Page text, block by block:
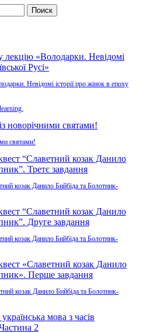
Невідомі історії про жінок в епоху
святами!
козак Данило Бийбіда та Болотник-
козак Данило Бийбіда та Болотник-
козак Данило Бийбіда та Болотник-